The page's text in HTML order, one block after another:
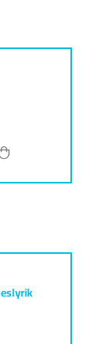
Merkliste